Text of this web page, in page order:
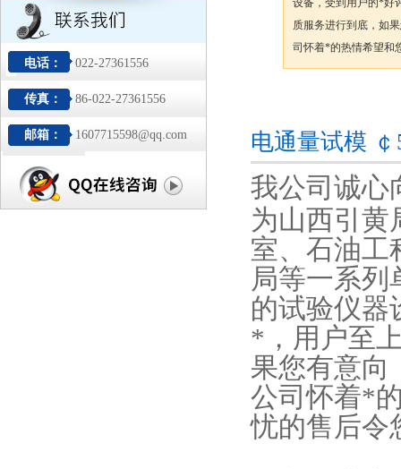
电话： 022-27361556
传真： 86-022-27361556
邮箱： 1607715598@qq.com
设备，受到用户的*好
质服务进行到底，如
司怀着*的热情希望和
电通量试模
我公司诚心
为山西引黄
室、石油工
局等一系列
的试验仪器
*，用户至
果您有意向
公司怀着*
忧的售后令